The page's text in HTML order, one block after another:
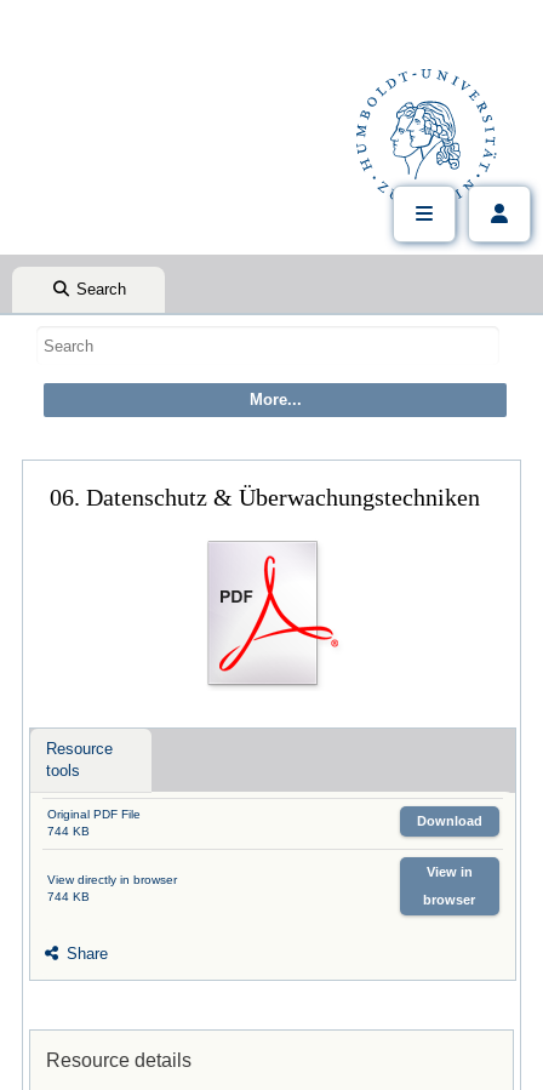
Search
06. Datenschutz & Überwachungstechniken
Resource
tools
Original PDF File
744 KB
Download
View directly in browser
744 KB
View in
browser
Share
Resource details